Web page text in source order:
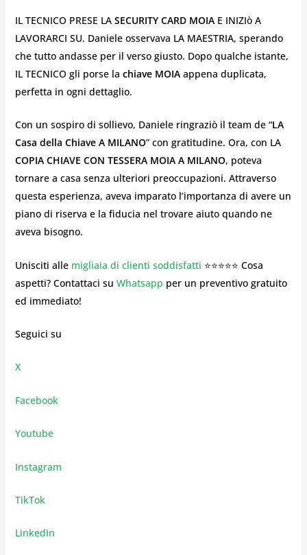
IL TECNICO PRESE LA SECURITY CARD MOIAE INIZIò A
LAVORARCI SU. Daniele osservava LA MAESTRIA, sperando
che tutto andasse per il verso giusto. Dopo qualche istante,
IL TECNICO gli porse la chiave MOIAappena duplicata,
perfetta in ogni dettaglio.
Con un sospiro di sollievo, Daniele ringraziò il team de “LA
Casa della Chiave A MILANO” con gratitudine. Ora, con LA
COPIA CHIAVE CON TESSERA MOIA A MILANO, poteva
tornare a casa senza ulteriori preoccupazioni. Attraverso
questa esperienza, aveva imparato l’importanza di avere un
piano di riserva e la fiducia nel trovare aiuto quando ne
aveva bisogno.
Unisciti alle migliaia di clienti soddisfatti ⭐⭐⭐⭐⭐ Cosa
aspetti? Contattaci su Whatsapp per un preventivo gratuito
ed immediato!
Seguici su
X
Facebook
Youtube
Instagram
TikTok
LinkedIn